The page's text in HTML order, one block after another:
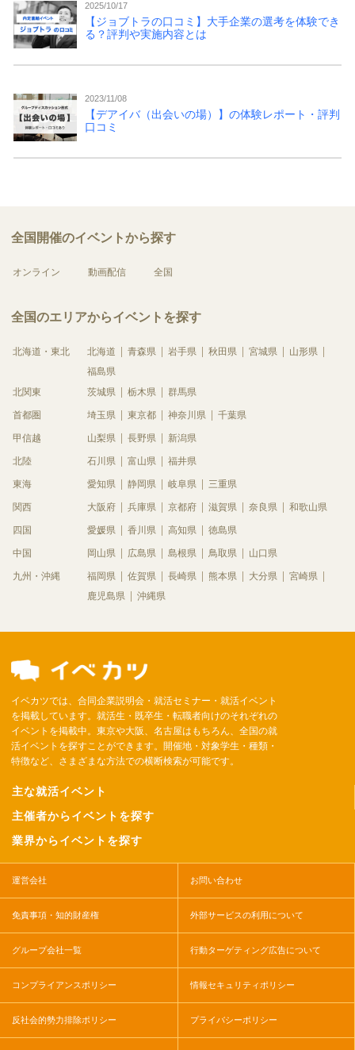
2025/10/17
【ジョブトラの口コミ】大手企業の選考を体験でき
る？評判や実施内容とは
2023/11/08
【デアイバ（出会いの場）】の体験レポート・評判
口コミ
全国開催のイベントから探す
オンライン 動画配信 全国
全国のエリアからイベントを探す
北海道・東北 北海道 青森県 岩手県 秋田県 宮城県
山形県
福島県
北関東
茨城県 栃木県 群馬県
首都圏 埼玉県 東京都 神奈川県 千葉県
甲信越 山梨県 長野県 新潟県
北陸 石川県 富山県 福井県
東海 愛知県 静岡県 岐阜県 三重県
関西 大阪府 兵庫県 京都府 滋賀県 奈良県 和歌山県
四国 愛媛県 香川県 高知県 徳島県
中国 岡山県 広島県 島根県 鳥取県 山口県
九州・沖縄 福岡県 佐賀県 長崎県 熊本県 大分県
宮崎県
鹿児島県
沖縄県
イベカツでは、合同企業説明会・就活セミナー・就活イベント
を掲載しています。就活生・既卒生・転職者向けのそれぞれの
イベントを掲載中。東京や大阪、名古屋はもちろん、全国の就
活イベントを探すことができます。開催地・対象学生・種類・
特徴など、さまざまな方法での横断検索が可能です。
主な就活イベント
主催者からイベントを探す
業界からイベントを探す
運営会社 お問い合わせ
免責事項・知的財産権 外部サービスの利用について
グループ会社一覧 行動ターゲティング広告について
コンプライアンスポリシー 情報セキュリティポリシー
反社会的勢力排除ポリシー プライバシーポリシー